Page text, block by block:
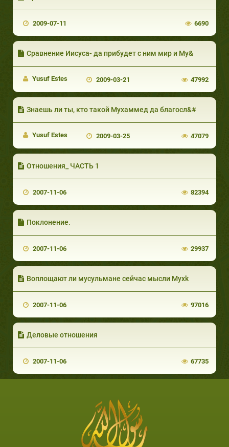
2009-07-11 6690
Сравнение Иисуса- да прибудет с ним мир и Му&
Yusuf Estes 2009-03-21 47992
Знаешь ли ты, кто такой Мухаммед да благосл&#
Yusuf Estes 2009-03-25 47079
Отношения_ ЧАСТЬ 1
2007-11-06 82394
Поклонение.
2007-11-06 29937
Воплощают ли мусульмане сейчас мысли Мухk
2007-11-06 97016
Деловые отношения
2007-11-06 67735